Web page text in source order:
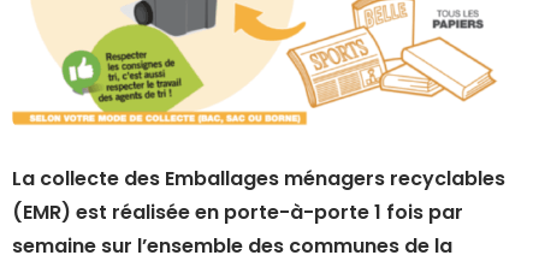
La collecte des Emballages ménagers recyclables
(EMR) est réalisée en porte-à-porte 1 fois par
semaine sur l’ensemble des communes de la